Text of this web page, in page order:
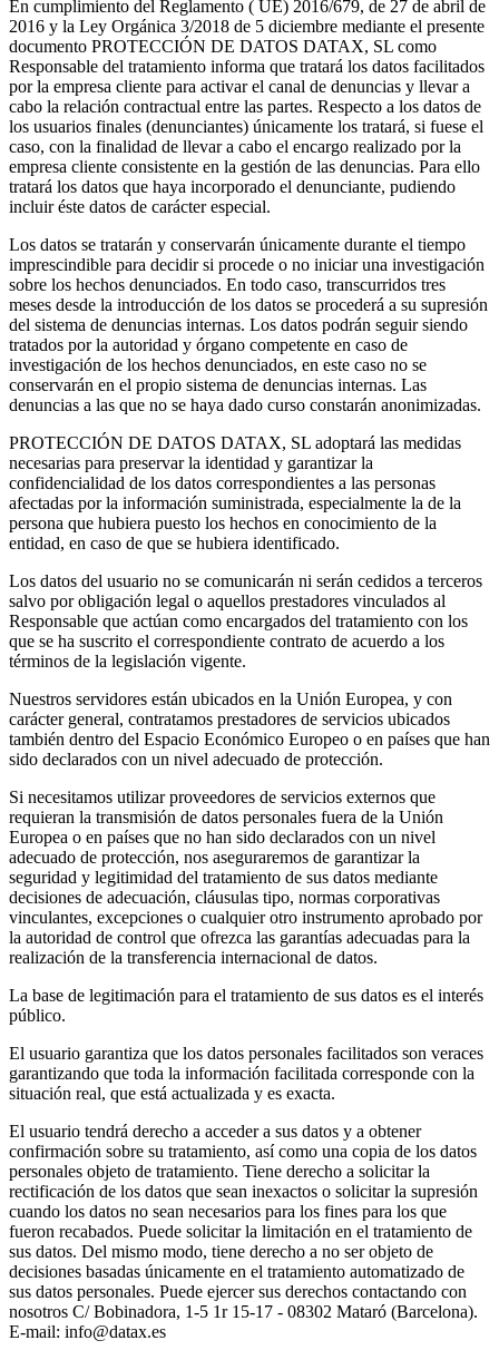
En cumplimiento del Reglamento ( UE) 2016/679, de 27 de abril de
2016 y la Ley Orgánica 3/2018 de 5 diciembre mediante el presente
documento PROTECCIÓN DE DATOS DATAX, SL como
Responsable del tratamiento informa que tratará los datos facilitados
por la empresa cliente para activar el canal de denuncias y llevar a
cabo la relación contractual entre las partes. Respecto a los datos de
los usuarios finales (denunciantes) únicamente los tratará, si fuese el
caso, con la finalidad de llevar a cabo el encargo realizado por la
empresa cliente consistente en la gestión de las denuncias. Para ello
tratará los datos que haya incorporado el denunciante, pudiendo
incluir éste datos de carácter especial.
Los datos se tratarán y conservarán únicamente durante el tiempo
imprescindible para decidir si procede o no iniciar una investigación
sobre los hechos denunciados. En todo caso, transcurridos tres
meses desde la introducción de los datos se procederá a su supresión
del sistema de denuncias internas. Los datos podrán seguir siendo
tratados por la autoridad y órgano competente en caso de
investigación de los hechos denunciados, en este caso no se
conservarán en el propio sistema de denuncias internas. Las
denuncias a las que no se haya dado curso constarán anonimizadas.
PROTECCIÓN DE DATOS DATAX, SL adoptará las medidas
necesarias para preservar la identidad y garantizar la
confidencialidad de los datos correspondientes a las personas
afectadas por la información suministrada, especialmente la de la
persona que hubiera puesto los hechos en conocimiento de la
entidad, en caso de que se hubiera identificado.
Los datos del usuario no se comunicarán ni serán cedidos a terceros
salvo por obligación legal o aquellos prestadores vinculados al
Responsable que actúan como encargados del tratamiento con los
que se ha suscrito el correspondiente contrato de acuerdo a los
términos de la legislación vigente.
Nuestros servidores están ubicados en la Unión Europea, y con
carácter general, contratamos prestadores de servicios ubicados
también dentro del Espacio Económico Europeo o en países que han
sido declarados con un nivel adecuado de protección.
Si necesitamos utilizar proveedores de servicios externos que
requieran la transmisión de datos personales fuera de la Unión
Europea o en países que no han sido declarados con un nivel
adecuado de protección, nos aseguraremos de garantizar la
seguridad y legitimidad del tratamiento de sus datos mediante
decisiones de adecuación, cláusulas tipo, normas corporativas
vinculantes, excepciones o cualquier otro instrumento aprobado por
la autoridad de control que ofrezca las garantías adecuadas para la
realización de la transferencia internacional de datos.
La base de legitimación para el tratamiento de sus datos es el interés
público.
El usuario garantiza que los datos personales facilitados son veraces
garantizando que toda la información facilitada corresponde con la
situación real, que está actualizada y es exacta.
El usuario tendrá derecho a acceder a sus datos y a obtener
confirmación sobre su tratamiento, así como una copia de los datos
personales objeto de tratamiento. Tiene derecho a solicitar la
rectificación de los datos que sean inexactos o solicitar la supresión
cuando los datos no sean necesarios para los fines para los que
fueron recabados. Puede solicitar la limitación en el tratamiento de
sus datos. Del mismo modo, tiene derecho a no ser objeto de
decisiones basadas únicamente en el tratamiento automatizado de
sus datos personales. Puede ejercer sus derechos contactando con
nosotros C/ Bobinadora, 1-5 1r 15-17 - 08302 Mataró (Barcelona).
E-mail: info@datax.es